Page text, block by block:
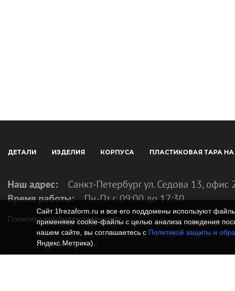
ДЕТАЛИ ИЗДЕЛИЯ КОРПУСА ПЛАСТИКОВАЯ ТАРА НА
Наш адрес:
Санкт-Петербург ул. Седова 13, офис
Время работы: Пн-Пт с 09:00 до 17:30
Политика конфиденциальности
Сайт 1frezaform.ru и все его поддомены используют
применяем cookie‑файлы с целью анализа поведения
нашем сайте, вы соглашаетесь с Политикой защиты и
Яндекс.Метрика).